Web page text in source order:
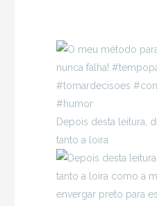
Depois desta leitura,
tanto a loira